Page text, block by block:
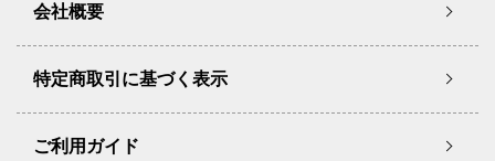
会社概要
特定商取引に基づく表示
ご利用ガイド